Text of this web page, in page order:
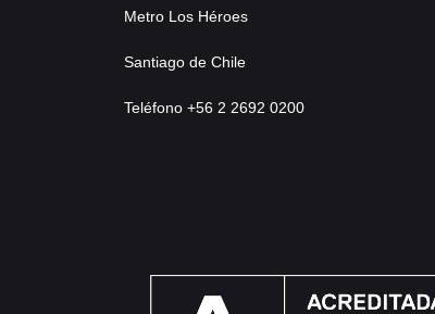
Metro Los Héroes
Santiago de Chile
Teléfono +56 2 2692 0200